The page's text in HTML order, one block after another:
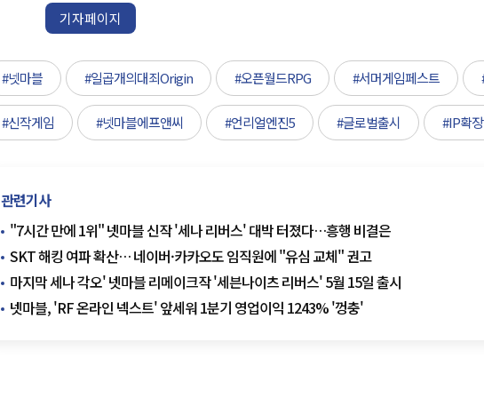
기자페이지
#넷마블 #일곱개의대죄Origin #오픈월드RPG #서머게임페스트
#신작게임 #넷마블에프앤씨 #언리얼엔진5 #글로벌출시 #IP확장
관련기사
"7시간 만에 1위" 넷마블 신작 '세나 리버스' 대박 터졌다…흥행 비결은
SKT 해킹 여파 확산… 네이버·카카오도 임직원에 "유심 교체" 권고
마지막 세나 각오' 넷마블 리메이크작 '세븐나이츠 리버스' 5월 15일 출시
넷마블, 'RF 온라인 넥스트' 앞세워 1분기 영업이익 1243% '껑충'